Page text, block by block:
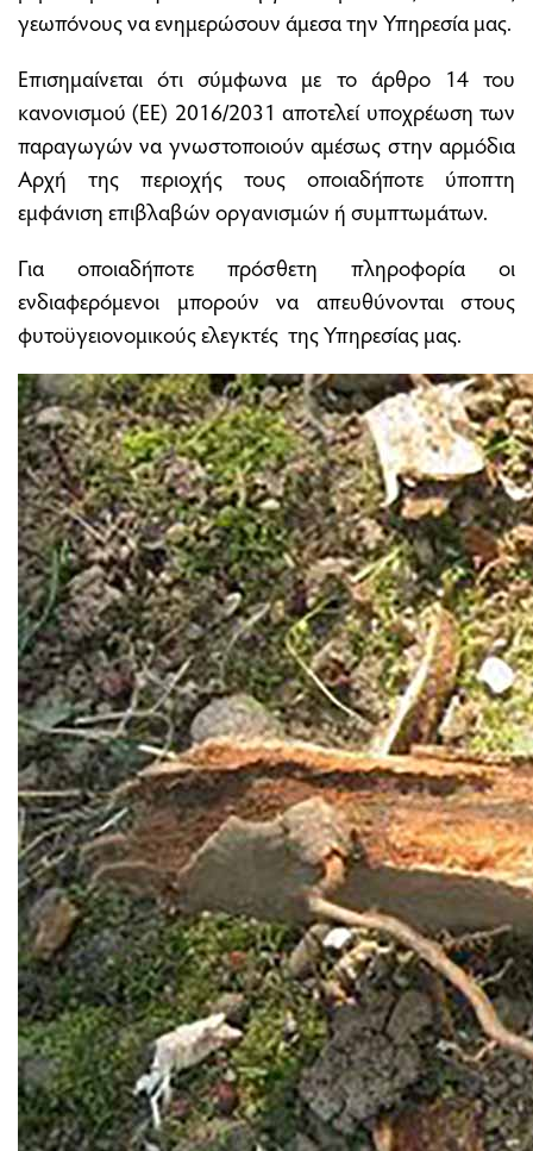
γεωπόνους να ενημερώσουν άμεσα την Υπηρεσία μας.
Επισημαίνεται ότι σύμφωνα με το άρθρο 14 του
κανονισμού (ΕΕ) 2016/2031 αποτελεί υποχρέωση των
παραγωγών να γνωστοποιούν αμέσως στην αρμόδια
Αρχή της περιοχής τους οποιαδήποτε ύποπτη
εμφάνιση επιβλαβών οργανισμών ή συμπτωμάτων.
Για οποιαδήποτε πρόσθετη πληροφορία οι
ενδιαφερόμενοι μπορούν να απευθύνονται στους
φυτοϋγειονομικούς ελεγκτές της Υπηρεσίας μας.